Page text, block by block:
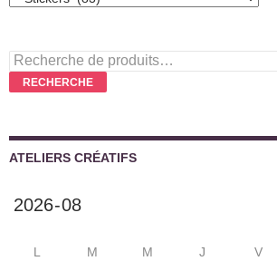
Recherche
pour :
RECHERCHE
ATELIERS CRÉATIFS
L M M J V